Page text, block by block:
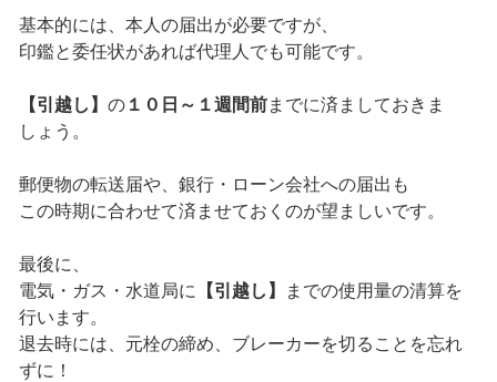
基本的には、本人の届出が必要ですが、
印鑑と委任状があれば代理人でも可能です。
【引越し】 の１０日～１週間前までに済ましておきま
しょう。
郵便物の転送届や、銀行・ローン会社への届出も
この時期に合わせて済ませておくのが望ましいです。
最後に、
電気・ガス・水道局に
【引越し】
までの使用量の清算を
行います。
退去時には、元栓の締め、ブレーカーを切ることを忘れ
ずに！